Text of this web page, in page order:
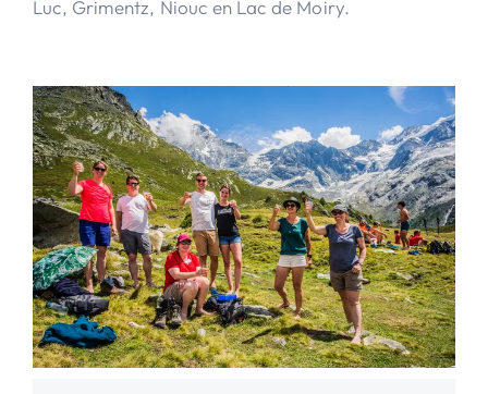
Luc, Grimentz, Niouc en Lac de Moiry.